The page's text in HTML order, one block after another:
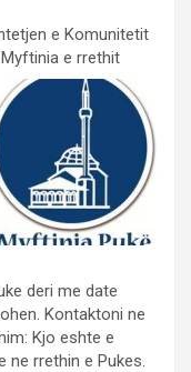
e Komunitetit
e rrethit
deri me date
Kontaktoni ne
Kjo eshte e
ne rrethin e Pukes.